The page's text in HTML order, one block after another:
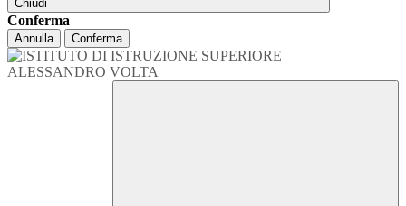
Chiudi
Conferma
Annulla Conferma